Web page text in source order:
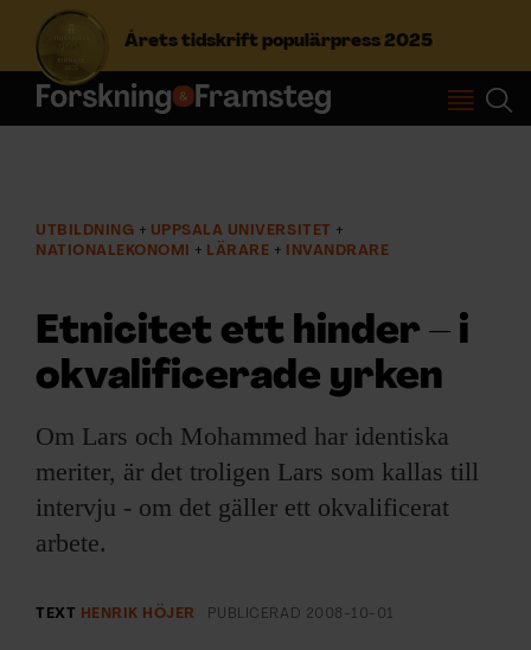
Årets tidskrift populärpress 2025
S
f
t
:
Prenumerera
ÄMNEN
ARKIV & E-TIDNING
LYSSNA/PODD
UTBILDNING
UPPSALA UNIVERSITET
NATIONALEKONOMI
LÄRARE INVANDRARE
Etnicitet ett hinder – i
okvalificerade yrken
Om Lars och Mohammed har identiska
meriter, är det troligen Lars som kallas till
intervju - om det gäller ett okvalificerat
arbete.
TEXT HENRIK HÖJER PUBLICERAD 2008-10-01